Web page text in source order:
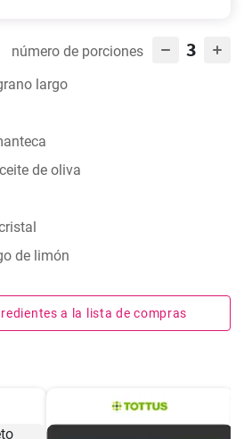
número de porciones 3
largo
de oliva
de limón
a la lista de compras